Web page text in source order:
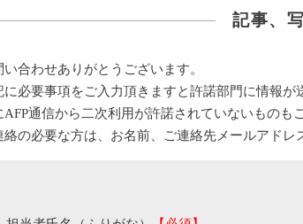
記事、
い合わせありがとうございます。
に必要事項をご入力頂きますと許諾部門に情報が
AFP通信から二次利用が許諾されていないものも
絡の必要な方は、お名前、ご連絡先メールアドレ